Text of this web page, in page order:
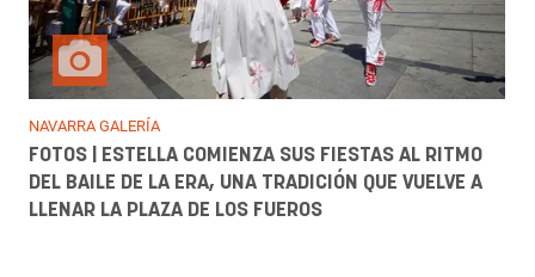
NAVARRA GALERÍA
FOTOS | ESTELLA COMIENZA SUS FIESTAS AL RITMO
DEL BAILE DE LA ERA, UNA TRADICIÓN QUE VUELVE A
LLENAR LA PLAZA DE LOS FUEROS